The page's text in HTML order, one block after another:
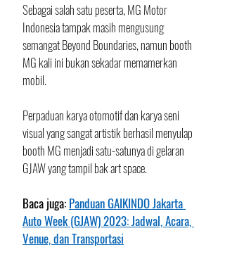
Sebagai salah satu peserta, MG Motor
Indonesia tampak masih mengusung
semangat Beyond Boundaries, namun booth
MG kali ini bukan sekadar memamerkan
mobil.
Perpaduan karya otomotif dan karya seni
visual yang sangat artistik berhasil menyulap
booth MG menjadi satu-satunya di gelaran
GJAW yang tampil bak art space.
Baca juga: Panduan GAIKINDO Jakarta
Auto Week (GJAW) 2023: Jadwal, Acara,
Venue, dan Transportasi